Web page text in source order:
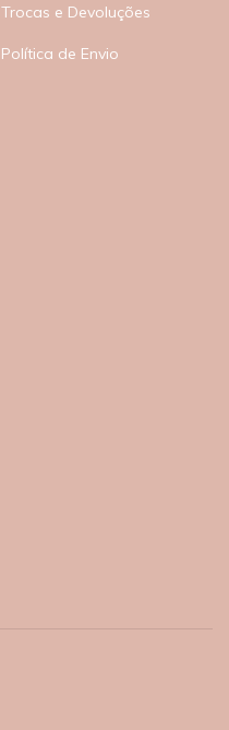
Trocas e Devoluções
Política de Envio